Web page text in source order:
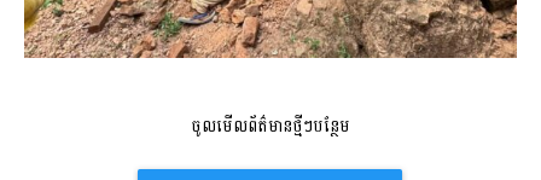
ចូលមើលព័ត៌មានថ្មីៗបន្ថែម